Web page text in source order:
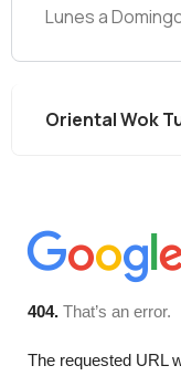
Lunes a
Oriental Wok